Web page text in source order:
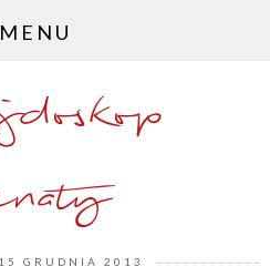
MENU
GRUDNIA 2013